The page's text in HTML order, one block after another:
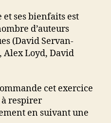
ses bienfaits est
d’auteurs
(David Servan-
Alex Loyd, David
cet exercice
respirer
en suivant une